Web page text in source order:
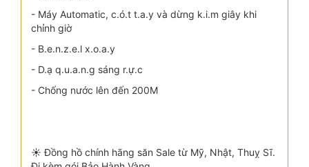
- Máy Automatic, c.ó.t t.a.y và dừng k.i.m giây khi
chỉnh giờ
- B.e.n.z.e.l x.o.a.y
- D.ạ q.u.a.n.g sáng r.ự.c
- Chống nước lên đến 200M
☀️ Đồng hồ chính hãng săn Sale từ Mỹ, Nhật, Thuỵ Sĩ.